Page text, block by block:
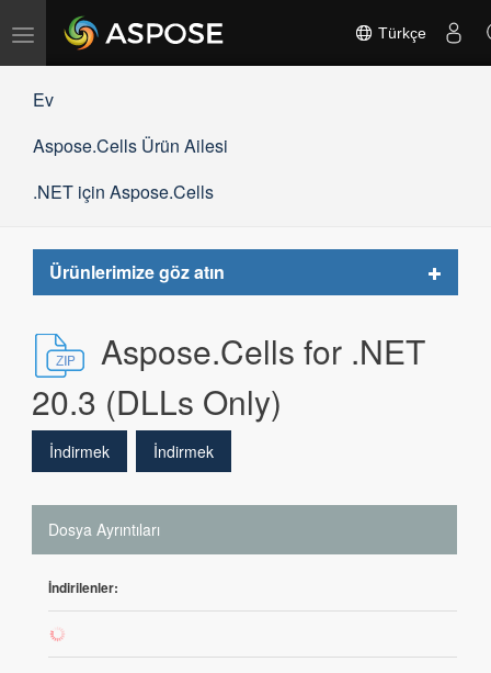
Gezinmeyi
Türkçe
Ev
Aspose.Cells Ürün Ailesi
.NET için Aspose.Cells
Ürünlerimize göz atın
Toggle
Aspose.Cells for .NET
20.3 (DLLs Only)
İndirmek İndirmek
Dosya Ayrıntıları
İndirilenler:
98